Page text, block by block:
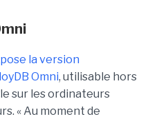
la version
Omni, utilisable hors
sur les ordinateurs
« Au moment de